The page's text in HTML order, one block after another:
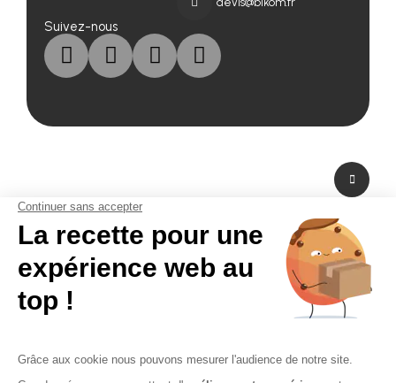
Suivez-nous
A propos de nous
Fabricant de PLV en carton et fabricant de stand modulaire, Bikom est situé
dans les Yvelines en Ile-de-France. A peine à 20 mn de Paris La Défense,
Bikom peut fabriquer et livrer dans l'urgence. Proposant une large gamme
de produits et services, de la création graphique à la fabrication en passant
16 ans, Bikom accompagne les entreprises pour communiquer efficacement